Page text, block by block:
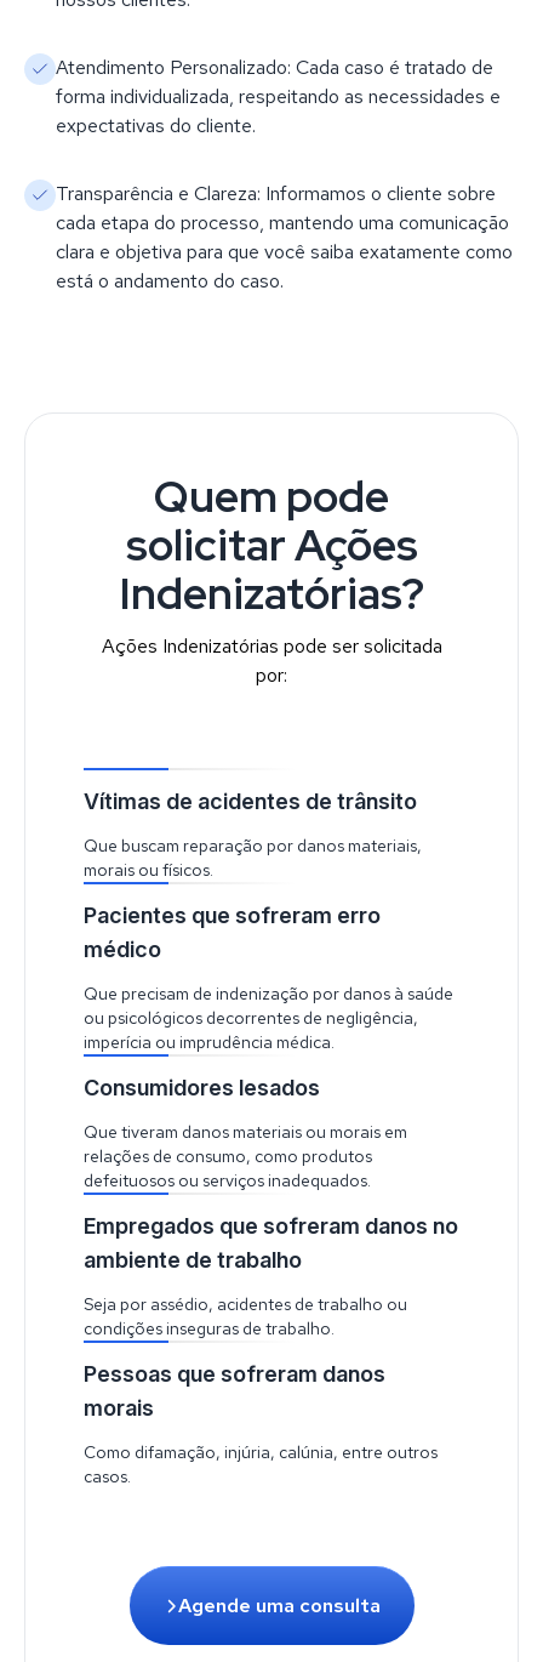
Atendimento Personalizado: Cada caso é tratado de
forma individualizada, respeitando as necessidades e
expectativas do cliente.
Transparência e Clareza: Informamos o cliente sobre
cada etapa do processo, mantendo uma comunicação
clara e objetiva para que você saiba exatamente como
está o andamento do caso.
Quem pode
solicitar Ações
Indenizatórias?
Ações Indenizatórias pode ser solicitada
por:
Vítimas de acidentes de trânsito
Que buscam reparação por danos materiais,
morais ou físicos.
Pacientes que sofreram erro
médico
Que precisam de indenização por danos à saúde
ou psicológicos decorrentes de negligência,
imperícia ou imprudência médica.
Consumidores lesados
Que tiveram danos materiais ou morais em
relações de consumo, como produtos
defeituosos ou serviços inadequados.
Empregados que sofreram danos no
ambiente de trabalho
Seja por assédio, acidentes de trabalho ou
condições inseguras de trabalho.
Pessoas que sofreram danos
morais
Como difamação, injúria, calúnia, entre outros
casos.
Agende uma consulta